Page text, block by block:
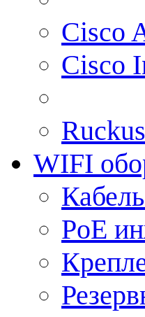
Cisco
Cisco
WIFI
PoE